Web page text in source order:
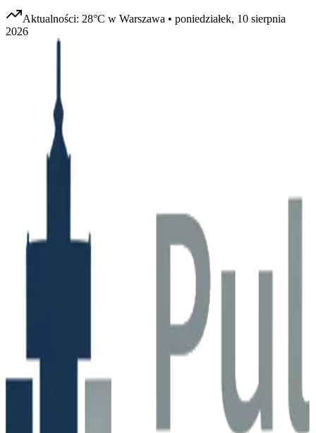
Aktualności: 28°C w Warszawa • poniedziałek, 10 sierpnia
2026